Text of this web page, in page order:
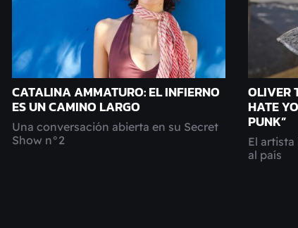
CATALINA AMMATURO: EL INFIERNO
ES UN CAMINO LARGO
Una conversación abierta en su Secret
Show n°2
OLIVER
HATE
PUNK”
El
al país